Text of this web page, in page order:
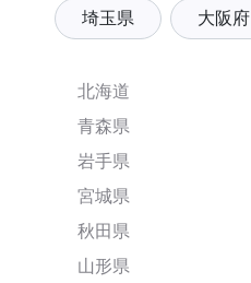
埼玉県 大阪府
北海道
青森県
岩手県
宮城県
秋田県
山形県